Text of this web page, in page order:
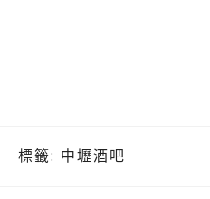
標籤: 中壢酒吧